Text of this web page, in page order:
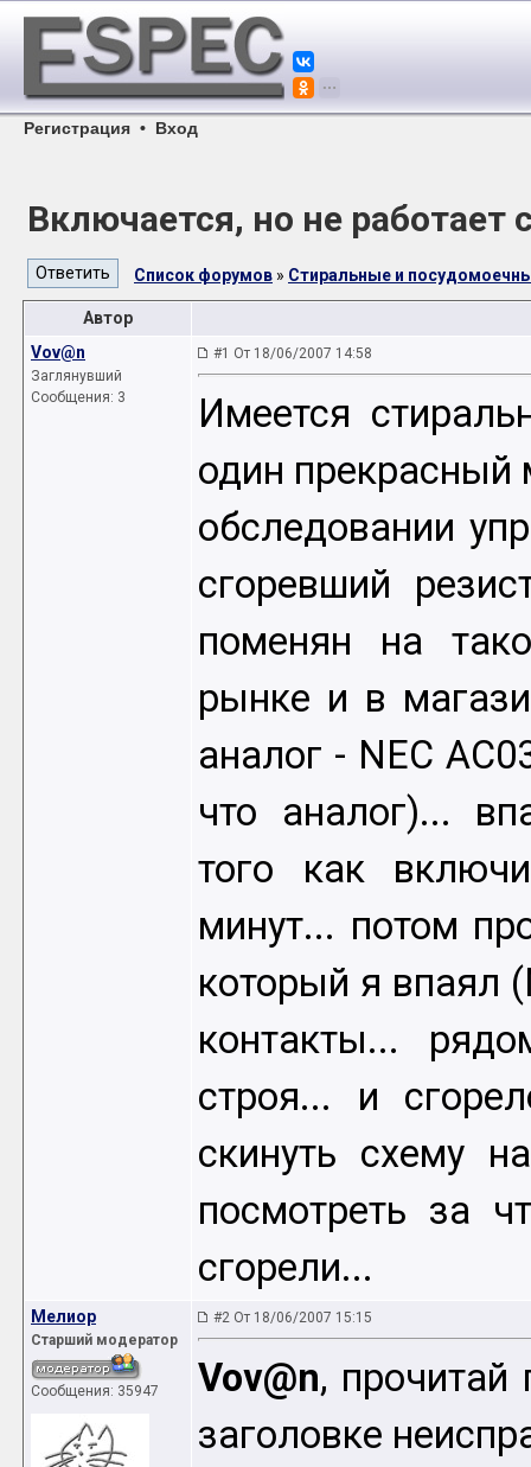
Регистрация • Вход
Включается, но не
Список форумов » Стиральные и
Автор
Vov@n
Заглянувший
Сообщения: 3
#1 От 18/06/2007 14:58
Имеется
один прекрасный
обследовании
сгоревший
поменян на
рынке и в
аналог - NEC
что аналог)...
того как
минут... потом
который я впаял
контакты...
строя... и
скинуть схему
посмотреть за
сгорели...
Мелиор
Старший модератор
Сообщения: 35947
#2 От 18/06/2007 15:15
Vov@n, прочитай
заголовке